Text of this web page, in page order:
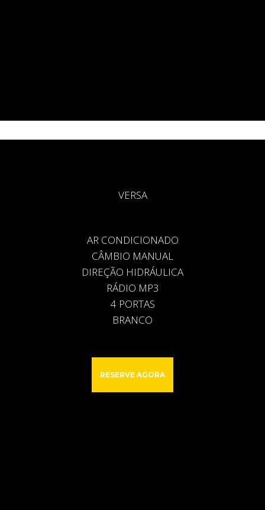
VERSA
AR CONDICIONADO
CÂMBIO MANUAL
DIREÇÃO HIDRÁULICA
RÁDIO MP3
4 PORTAS
BRANCO
RESERVE AGORA